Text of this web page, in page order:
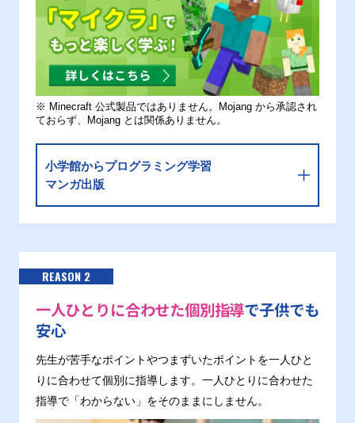
※ Minecraft 公式製品ではありません。Mojang から承認され
ておらず、Mojang とは関係ありません。
小学館からプログラミング学習
マンガ出版
REASON 2
一人ひとりに合わせた個別指導で子供でも
安心
先生が苦手なポイントやつまずいたポイントを一人ひと
りに合わせて個別に指導します。一人ひとりに合わせた
指導で「わからない」をそのままにしません。